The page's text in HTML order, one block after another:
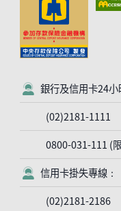
客服符號
銀行及信用卡24小
(02)2181-1111
0800-031-111 (
客服符號
信用卡掛失專線：
(02)2181-2186